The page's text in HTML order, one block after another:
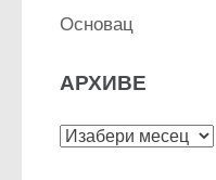
Основац
АРХИВЕ
Архиве